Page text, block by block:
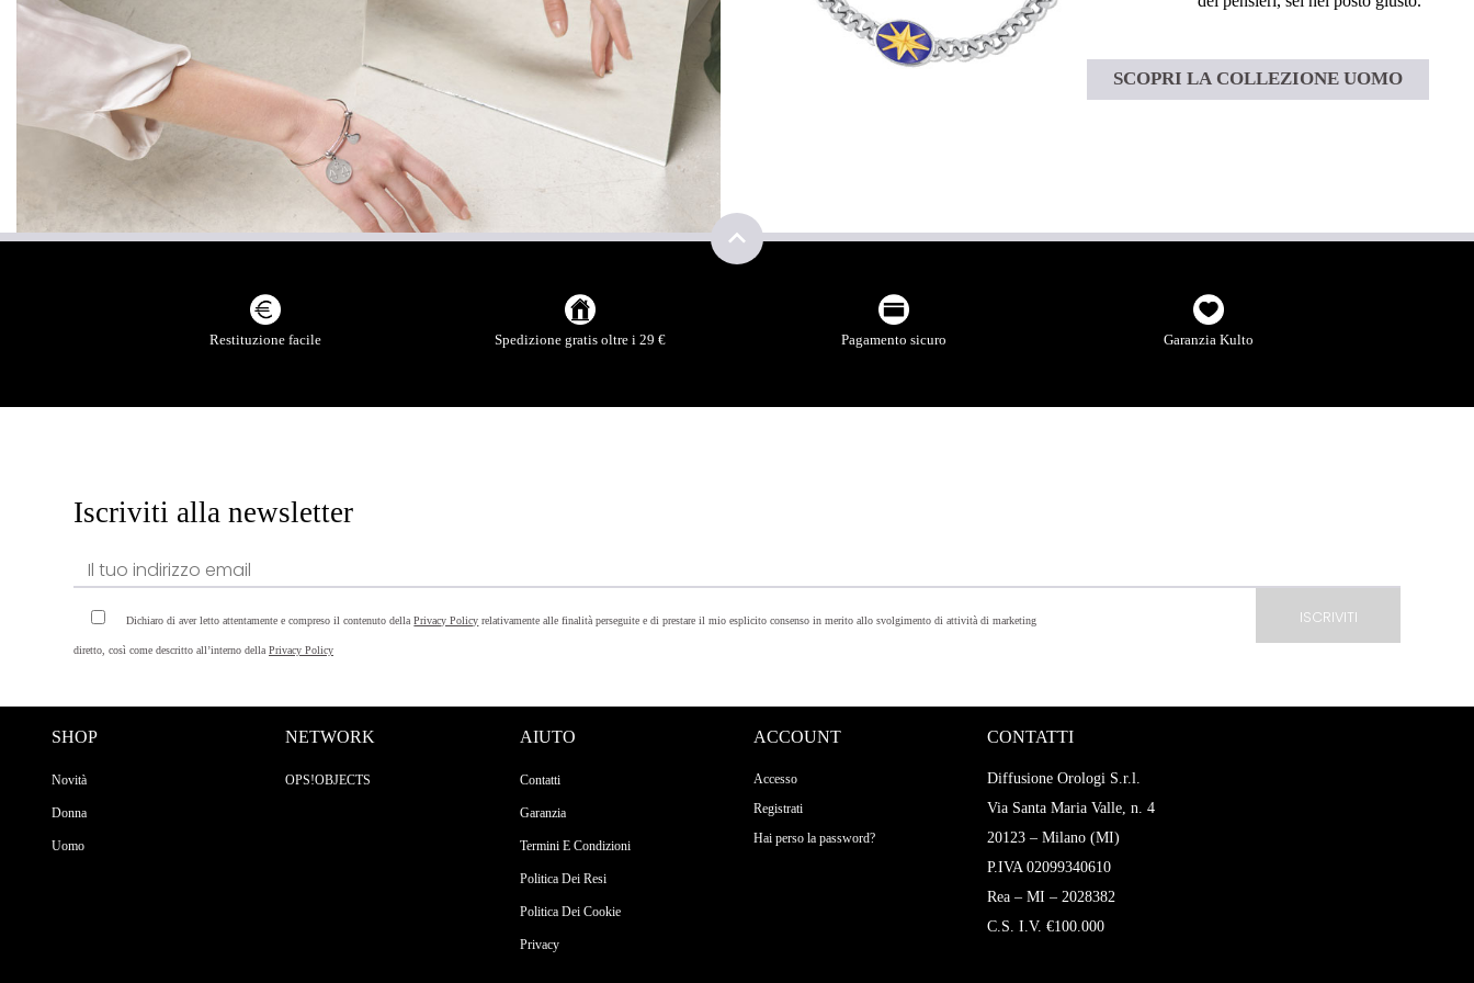
SCOPRI LA COLLEZIONE UOMO
Restituzione facile Spedizione gratis oltre i 29 € Pagamento sicuro Garanzia Kulto
Iscriviti alla newsletter
Dichiaro di aver letto attentamente e compreso il contenuto dellaPrivacy Policy relativamente alle finalità perseguite e di prestare il mio esplicito consenso in merito allo svolgimento di attività di marketing
diretto, così come descritto all’interno della Privacy Policy
SHOP
Novità
Donna
Uomo
NETWORK
OPS!OBJECTS
AIUTO
Contatti
Garanzia
Termini E Condizioni
Politica Dei Resi
Politica Dei Cookie
Privacy
ACCOUNT
Accesso
Registrati
Hai perso la password?
CONTATTI
Diffusione Orologi S.r.l.
Via Santa Maria Valle, n. 4
20123 – Milano (MI)
P.IVA 02099340610
Rea – MI – 2028382
C.S. I.V. €100.000